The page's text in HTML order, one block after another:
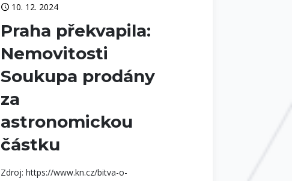
10. 12. 2024
Praha překvapila:
Nemovitosti
Soukupa prodány
za
astronomickou
částku
Zdroj: https://www.kn.cz/bitva-o-